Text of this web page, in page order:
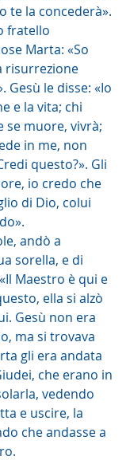
te la concederà».
fratello
Marta: «So
risurrezione
le disse: «Io
e la vita; chi
se muore, vivrà;
in me, non
questo?». Gli
io credo che
di Dio, colui
andò a
sorella, e di
Maestro è qui e
ella si alzò
Gesù non era
ma si trovava
gli era andata
che erano in
vedendo
e uscire, la
che andasse a